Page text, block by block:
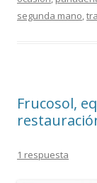
segunda mano,
Frucosol,
1 respuesta